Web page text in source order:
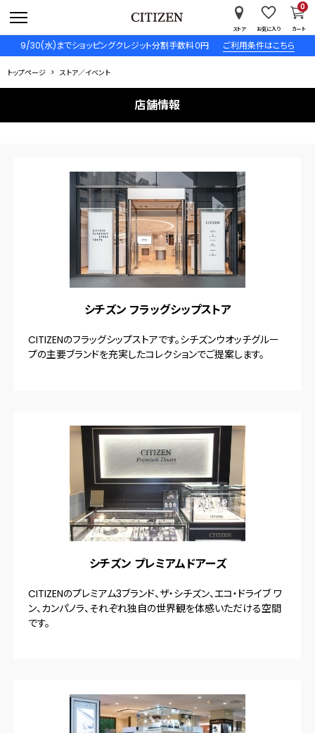
9/30(水)までショッピングクレジット分割手数料０円 ご利用条件はこちら
ストア お気に入り カート
0
トップページ ストア／イベント
店舗情報
シチズン フラッグシップストア
CITIZENのフラッグシップストアです。シチズンウオッチグルー
プの主要ブランドを充実したコレクションでご提案します。
シチズン プレミアムドアーズ
CITIZENのプレミアム3ブランド、ザ・シチズン、エコ・ドライブ ワ
ン、カンパノラ、それぞれ独自の世界観を体感いただける空間
です。